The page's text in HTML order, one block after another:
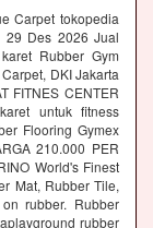
Carpet tokopedia
29 Des 2026 Jual
Rubber Gym
DKI Jakarta
FITNES CENTER
untuk fitness
Flooring Gymex
210.000 PER
World's Finest
Mat, Rubber Tile,
rubber. Rubber
rubber